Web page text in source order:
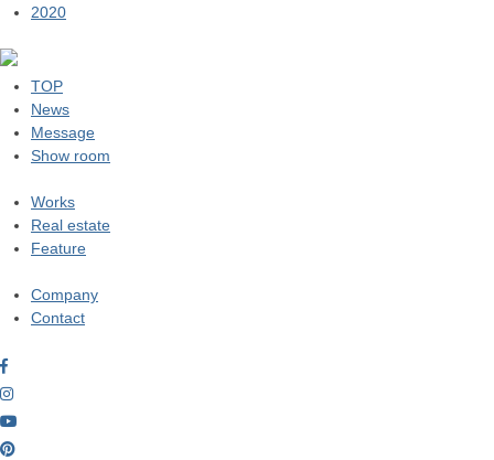
2020
TOP
News
Message
Show room
Works
Real estate
Feature
Company
Contact